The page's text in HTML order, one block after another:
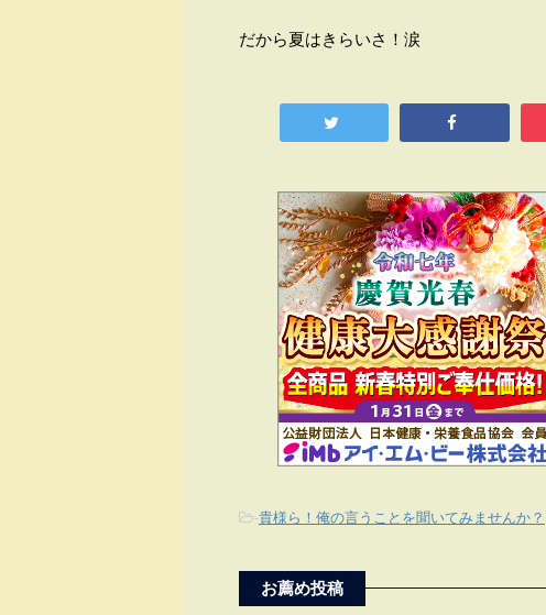
だから夏はきらいさ！涙
-貴様ら！俺の言うことを聞いてみませんか？
お薦め投稿